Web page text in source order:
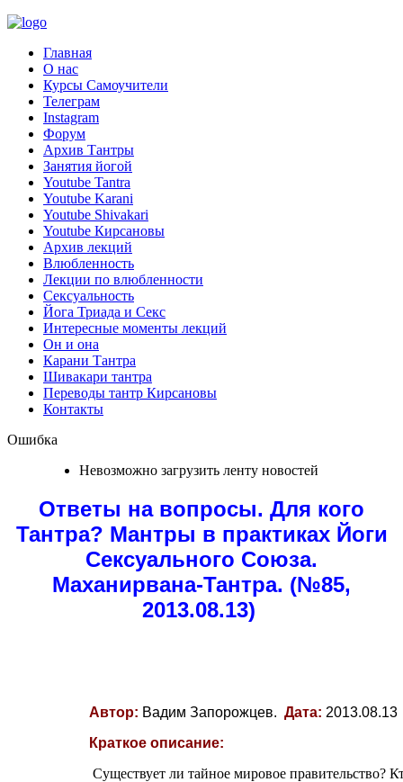
Главная
О нас
Курсы Самоучители
Телеграм
Instagram
Форум
Архив Тантры
Занятия йогой
Youtube Tantra
Youtube Karani
Youtube Shivakari
Youtube Кирсановы
Архив лекций
Влюбленность
Лекции по влюбленности
Сексуальность
Йога Триада и Секс
Интересные моменты лекций
Он и она
Карани Тантра
Шивакари тантра
Переводы тантр Кирсановы
Контакты
Ошибка
Невозможно загрузить ленту новостей
Ответы на вопросы. Для кого
Тантра? Мантры в практиках Йоги
Сексуального Союза.
Маханирвана-Тантра. (№85,
2013.08.13)
Автор: Вадим Запорожцев. Дата: 2013.08.13
Краткое описание:
Существует ли тайное мировое правительство?